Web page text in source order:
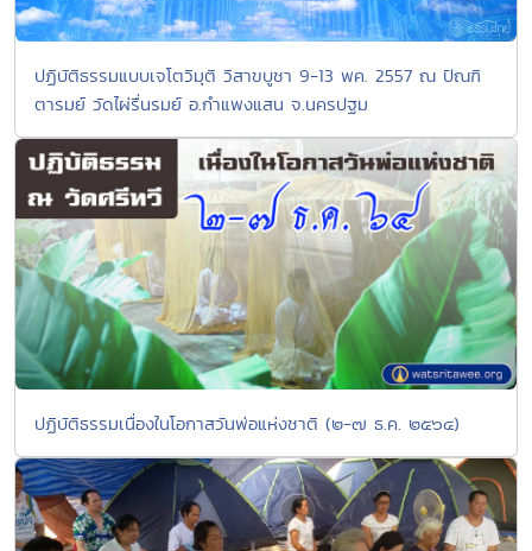
ปฏิบัติธรรมแบบเจโตวิมุติ วิสาขบูชา 9-13 พค. 2557 ณ ปัณฑิ
ตารมย์ วัดไผ่รื่นรมย์ อ.กำแพงแสน จ.นครปฐม
ปฏิบัติธรรมเนื่องในโอกาสวันพ่อแห่งชาติ (๒-๗ ธ.ค. ๒๕๖๔)